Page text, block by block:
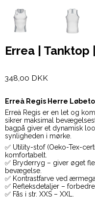
Errea | Tanktop
348,00 DKK
Erreà Regis Herre
Erreà Regis er en let og
sikrer maksimal
bagpå giver et dynamisk
synligheden i mørke.
✅ Utility-stof (Oeko-Tex-
komfortabelt.
✅ Bryderryg – giver øget
bevægelse.
✅ Kontrastfarve ved
✅ Refleksdetaljer –
✅ Fås i str. XXS – XXL.